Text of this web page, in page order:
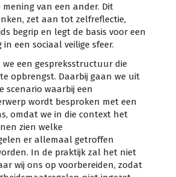
van een ander. Dit
zet aan tot zelfreflectie,
begrip en legt de basis voor een
een sociaal veilige sfeer.
we een gespreksstructuur die
opbrengst. Daarbij gaan we uit
scenario waarbij een
wordt besproken met een
omdat we in die context het
zien welke
er allemaal getroffen
In de praktijk zal het niet
wij ons op voorbereiden, zodat